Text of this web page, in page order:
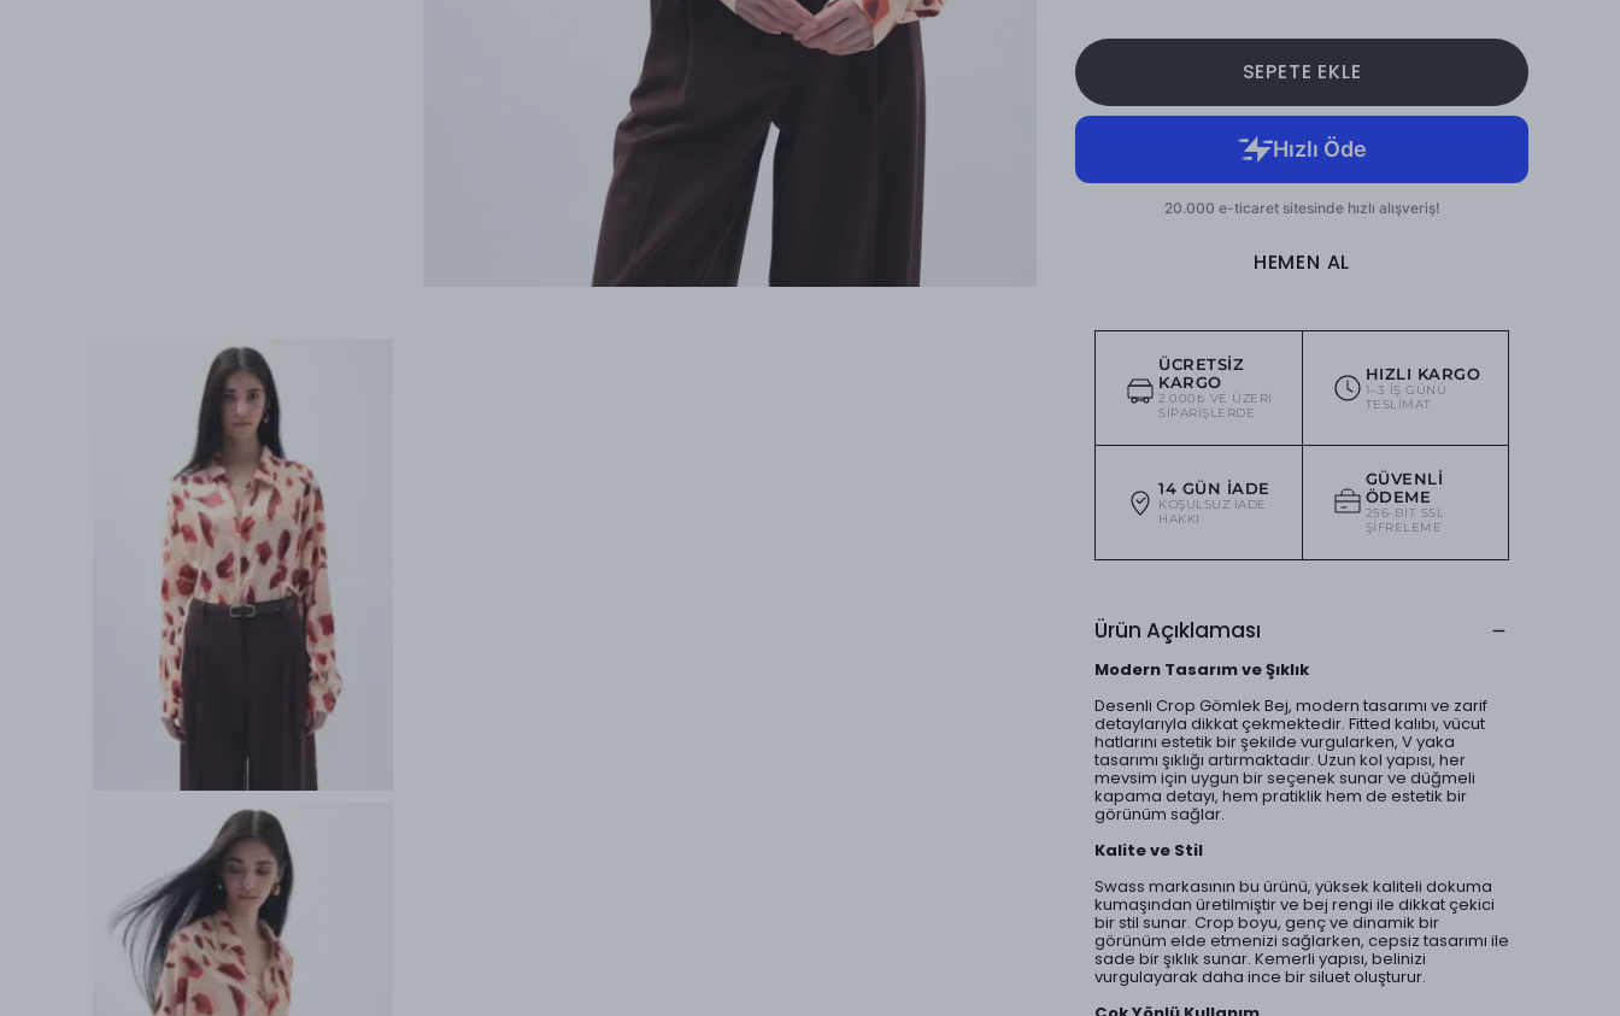
SEPETE EKLE
HEMEN AL
ÜCRETSIZ
KARGO
2.000₺ VE ÜZERI
SIPARIŞLERDE
HIZLI KARGO
1–3 IŞ GÜNÜ
TESLIMAT
14 GÜN İADE
KOŞULSUZ IADE
HAKKI
GÜVENLI
ÖDEME
256-BIT SSL
ŞIFRELEME
Ürün Açıklaması
Modern Tasarım ve Şıklık
Desenli Crop Gömlek Bej, modern tasarımı ve zarif
detaylarıyla dikkat çekmektedir. Fitted kalıbı, vücut
hatlarını estetik bir şekilde vurgularken, V yaka
tasarımı şıklığı artırmaktadır. Uzun kol yapısı, her
mevsim için uygun bir seçenek sunar ve düğmeli
kapama detayı, hem pratiklik hem de estetik bir
görünüm sağlar.
Kalite ve Stil
Swass markasının bu ürünü, yüksek kaliteli dokuma
kumaşından üretilmiştir ve bej rengi ile dikkat çekici
bir stil sunar. Crop boyu, genç ve dinamik bir
görünüm elde etmenizi sağlarken, cepsiz tasarımı ile
sade bir şıklık sunar. Kemerli yapısı, belinizi
vurgulayarak daha ince bir siluet oluşturur.